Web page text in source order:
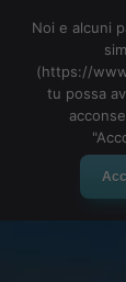
Noi e alcuni
(https://
tu possa